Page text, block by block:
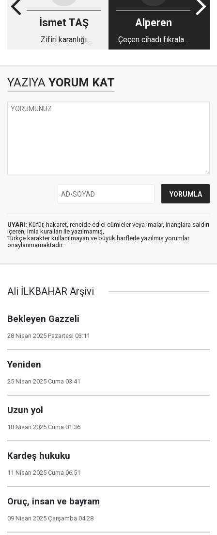
İsmet TAŞ
Zifiri karanlığı
Alperen
Çeçen cihadı fıkraları
-2
YAZIYA YORUM KAT
UYARI: Küfür, hakaret, rencide edici cümleler veya imalar, inançlara saldırı
içeren, imla kuralları ile yazılmamış,
Türkçe karakter kullanılmayan ve büyük harflerle yazılmış yorumlar
onaylanmamaktadır.
Ali İLKBAHAR Arşivi
Bekleyen Gazzeli
28 Nisan 2025 Pazartesi 03:11
Yeniden
25 Nisan 2025 Cuma 03:41
Uzun yol
18 Nisan 2025 Cuma 01:36
Kardeş hukuku
11 Nisan 2025 Cuma 06:51
Oruç, insan ve bayram
09 Nisan 2025 Çarşamba 04:28